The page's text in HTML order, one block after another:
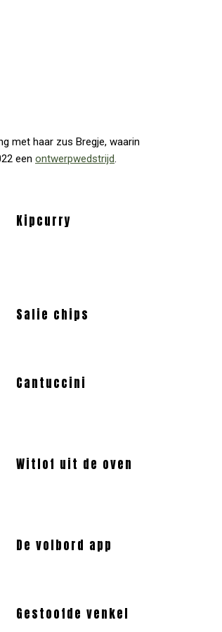
met haar zus Bregje, waarin
een ontwerpwedstrijd.
Kipcurry
Salie chips
Cantuccini
Witlof uit de oven
De volbord app
Gestoofde venkel